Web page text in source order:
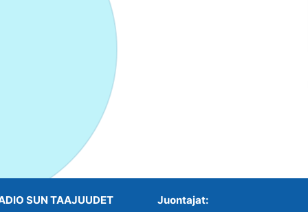
SUN TAAJUUDET
Juontajat: